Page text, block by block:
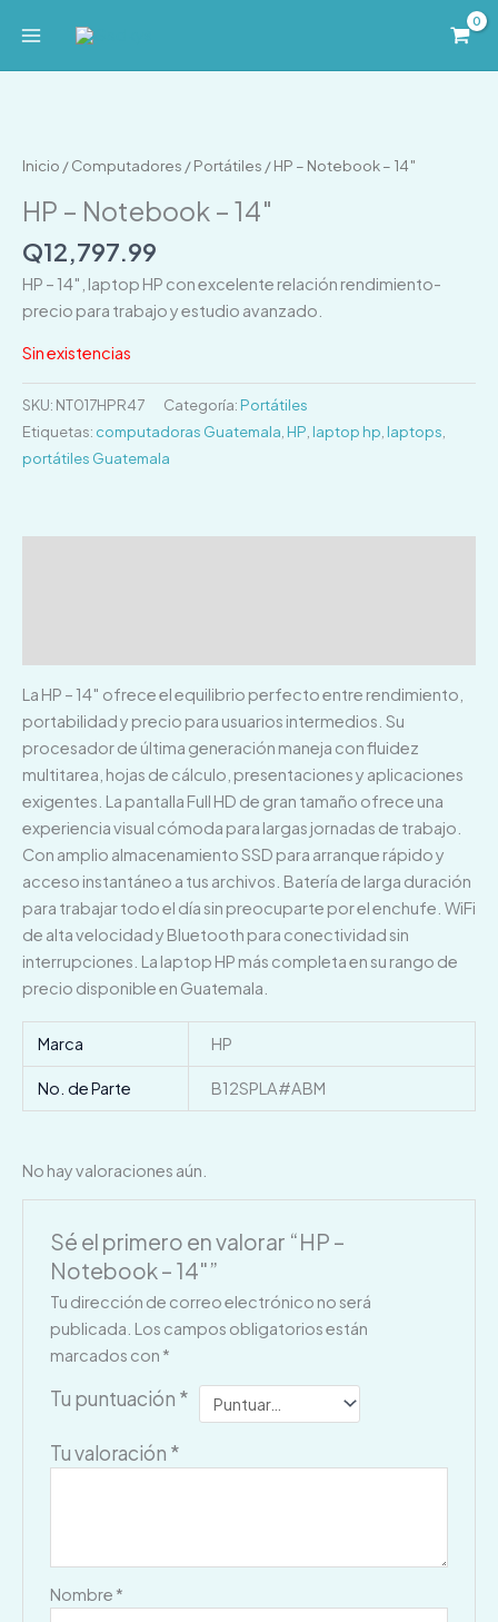
Inicio /Computadores /Portátiles / HP – Notebook – 14″
HP – Notebook – 14″
Q12,797.99
HP – 14″, laptop HP con excelente relación rendimiento-
precio para trabajo y estudio avanzado.
Sin existencias
SKU: NT017HPR47 Categoría: Portátiles
Etiquetas: computadoras Guatemala HP laptop hp laptops
portátiles Guatemala
La HP – 14″ ofrece el equilibrio perfecto entre rendimiento,
portabilidad y precio para usuarios intermedios. Su
procesador de última generación maneja con fluidez
multitarea, hojas de cálculo, presentaciones y aplicaciones
exigentes. La pantalla Full HD de gran tamaño ofrece una
experiencia visual cómoda para largas jornadas de trabajo.
Con amplio almacenamiento SSD para arranque rápido y
acceso instantáneo a tus archivos. Batería de larga duración
para trabajar todo el día sin preocuparte por el enchufe. WiFi
de alta velocidad y Bluetooth para conectividad sin
interrupciones. La laptop HP más completa en su rango de
precio disponible en Guatemala.
Marca HP
No. de Parte B12SPLA#ABM
No hay valoraciones aún.
Sé el primero en valorar “HP –
Notebook – 14″”
Tu dirección de correo electrónico no será
publicada. Los campos obligatorios están
marcados con *
Tu puntuación *
Tu valoración *
Nombre *